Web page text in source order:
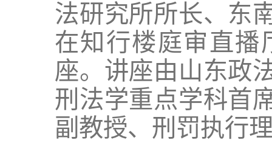
法研究所所长、东
在知行楼庭审直播
座。讲座由山东政
刑法学重点学科首
副教授、刑罚执行